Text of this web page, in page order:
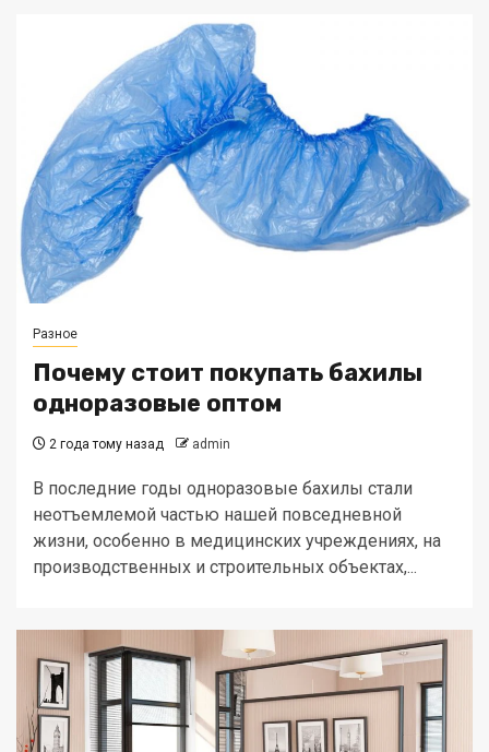
Разное
Почему стоит покупать бахилы
одноразовые оптом
2 года тому назад admin
В последние годы одноразовые бахилы стали
неотъемлемой частью нашей повседневной
жизни, особенно в медицинских учреждениях, на
производственных и строительных объектах,...